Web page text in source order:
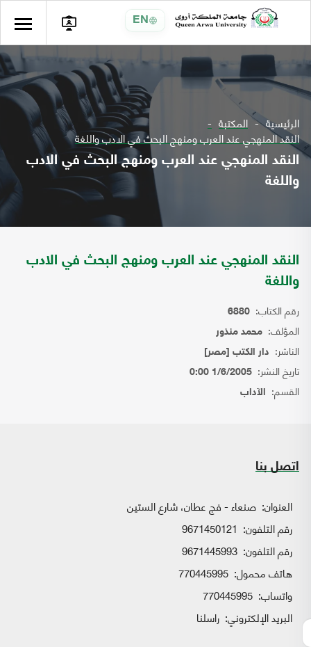
EN
الرئيسية المكتبة
النقد المنهجي عند العرب ومنهج البحث في الادب واللغة
النقد المنهجي عند العرب ومنهج البحث في الادب
واللغة
النقد المنهجي عند العرب ومنهج البحث في الادب
واللغة
رقم الكتاب: 6880
المؤلف: محمد منذور
الناشر: دار الكتب [مصر]
تاريخ النشر: 1/6/2005 0:00
القسم: الآداب
اتصل بنا
العنوان: صنعاء - فج عطان، شارع الستين
رقم التلفون: 9671450121
رقم التلفون: 9671445993
هاتف محمول: 770445995
واتساب:
البريد الإلكتروني: راسلنا